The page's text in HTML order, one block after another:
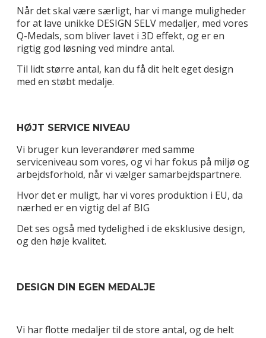
Når det skal være særligt, har vi mange muligheder
for at lave unikke DESIGN SELV medaljer, med vores
Q-Medals, som bliver lavet i 3D effekt, og er en
rigtig god løsning ved mindre antal.
Til lidt større antal, kan du få dit helt eget design
med en støbt medalje.
HØJT SERVICE NIVEAU
Vi bruger kun leverandører med samme
serviceniveau som vores, og vi har fokus på miljø og
arbejdsforhold, når vi vælger samarbejdspartnere.
Hvor det er muligt, har vi vores produktion i EU, da
nærhed er en vigtig del af BIG
Det ses også med tydelighed i de eksklusive design,
og den høje kvalitet.
DESIGN DIN EGEN MEDALJE
Vi har flotte medaljer til de store antal, og de helt